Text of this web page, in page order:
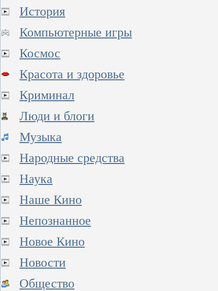
История
Компьютерные игры
Космос
Красота и здоровье
Криминал
Люди и блоги
Музыка
Народные средства
Наука
Наше Кино
Непознанное
Новое Кино
Новости
Общество